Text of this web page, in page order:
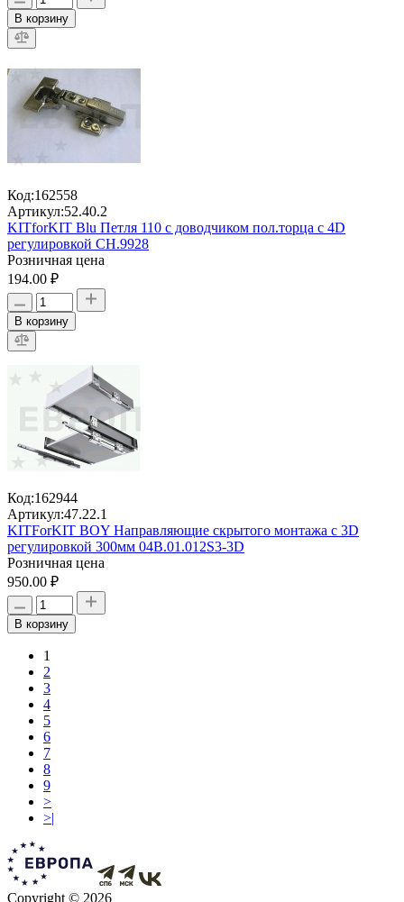
В корзину
Код:162558
Артикул:52.40.2
KITforKIT Blu Петля 110 с доводчиком пол.торца с 4D
регулировкой CH.9928
Розничная цена
194.00 ₽
В корзину
Код:162944
Артикул:47.22.1
KITForKIT BOY Направляющие скрытого монтажа с 3D
регулировкой 300мм 04B.01.012S3-3D
Розничная цена
950.00 ₽
В корзину
1
2
3
4
5
6
7
8
9
>
>|
Copyright © 2026